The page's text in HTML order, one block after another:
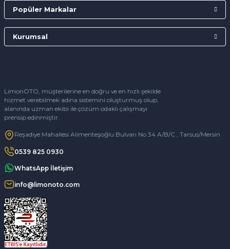
LimonOTO, müşterilerine en doğru ve en hızlı şekilde
hizmet verebilmek adına sistemini oluşturmuş olup,
alanında uzman ekibi ile çözüm odaklı çalışmayı
prensip edinmiştir.
Reşadiye Mahallesi Alimenteşoğlu Bulvarı No 34 A/B/C , Tarsus/Mersin
0539 825 0930
WhatsApp İletişim
info@limonoto.com
Popüler Markalar
Kurumsal